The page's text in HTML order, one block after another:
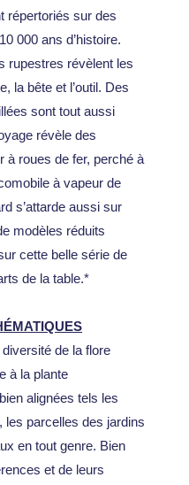
répertoriés sur des
000 ans d’histoire.
rupestres révèlent les
la bête et l’outil. Des
sont tout aussi
révèle des
roues de fer, perché à
à vapeur de
s’attarde aussi sur
modèles réduits
cette belle série de
de la table.*
de la flore
à la plante
alignées tels les
les parcelles des jardins
en tout genre. Bien
et de leurs